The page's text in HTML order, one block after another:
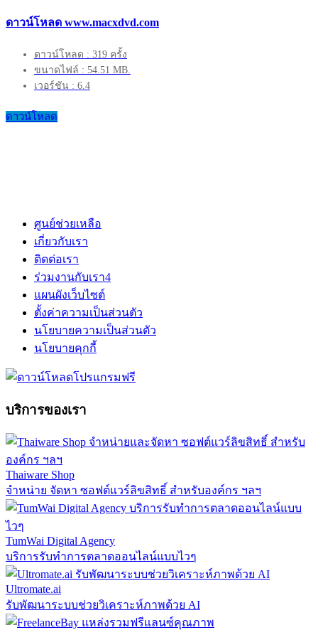
ดาวน์โหลด www.macxdvd.com
ดาวน์โหลด : 319 ครั้ง
ขนาดไฟล์ : 54.51 MB.
เวอร์ชัน : 6.4
ดาวน์โหลด
ศูนย์ช่วยเหลือ
เกี่ยวกับเรา
ติดต่อเรา
ร่วมงานกับเรา4
แผนผังเว็บไซต์
ตั้งค่าความเป็นส่วนตัว
นโยบายความเป็นส่วนตัว
นโยบายคุกกี้
บริการของเรา
Thaiware Shop
จำหน่าย จัดหา ซอฟต์แวร์ลิขสิทธิ์ สำหรับองค์กร ฯลฯ
TumWai Digital Agency
บริการรับทำการตลาดออนไลน์แบบไวๆ
Ultromate.ai
รับพัฒนาระบบช่วยวิเคราะห์ภาพด้วย AI